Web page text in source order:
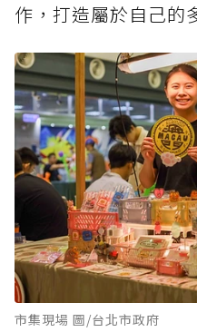
作，打造屬於自己的
市集現場 圖/台北市政府